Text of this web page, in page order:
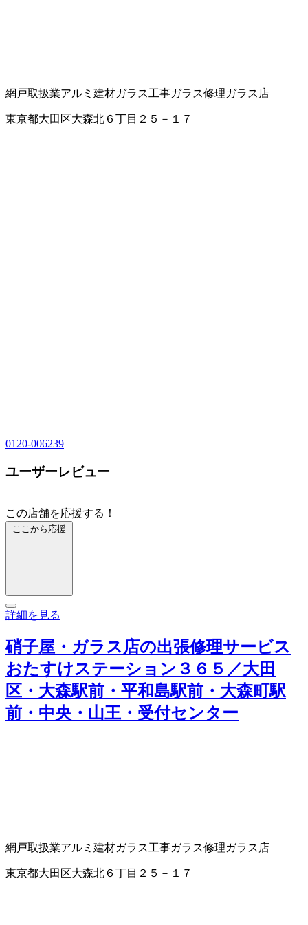
網戸取扱業アルミ建材ガラス工事ガラス修理ガラス店
東京都大田区大森北６丁目２５－１７
0120-006239
ユーザーレビュー
この店舗を応援する！
ここから応援
詳細を見る
硝子屋・ガラス店の出張修理サービス
おたすけステーション３６５／大田
区・大森駅前・平和島駅前・大森町駅
前・中央・山王・受付センター
網戸取扱業アルミ建材ガラス工事ガラス修理ガラス店
東京都大田区大森北６丁目２５－１７